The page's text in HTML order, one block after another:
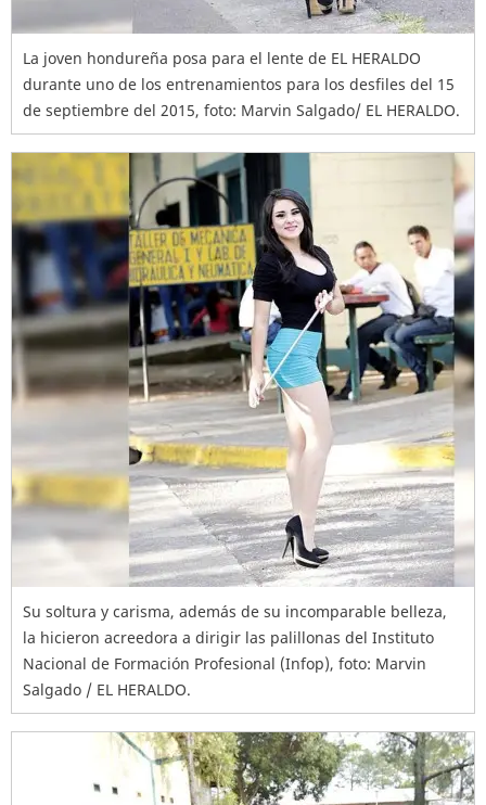
La joven hondureña posa para el lente de EL HERALDO
durante uno de los entrenamientos para los desfiles del 15
de septiembre del 2015, foto: Marvin Salgado/ EL HERALDO.
Su soltura y carisma, además de su incomparable belleza,
la hicieron acreedora a dirigir las palillonas del Instituto
Nacional de Formación Profesional (Infop), foto: Marvin
Salgado / EL HERALDO.